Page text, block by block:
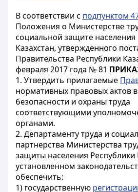
В соответствии с подпунктом
Положения о Министерстве
социальной защите населения
Казахстан, утвержденного
Правительства Республики
февраля 2017 года № 81
1. Утвердить прилагаемые
нормативных правовых актов
безопасности и охраны труда
соответствующими
органами.
2. Департаменту труда и
партнерства Министерства
защиты населения Республики
установленном
обеспечить:
1) государственную